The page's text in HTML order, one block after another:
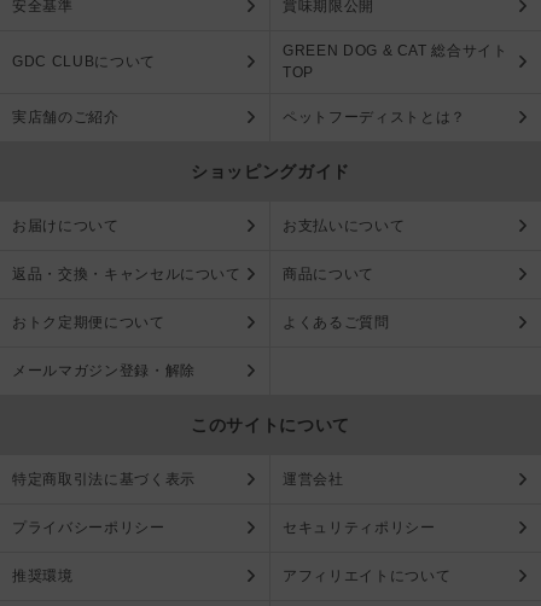
安全基準 賞味期限公開
GDC CLUBについて
GREEN DOG & CAT 総合サイト
TOP
実店舗のご紹介 ペットフーディストとは？
ショッピングガイド
お届けについて お支払いについて
返品・交換・キャンセルについて 商品について
おトク定期便について よくあるご質問
メールマガジン登録・解除
このサイトについて
特定商取引法に基づく表示 運営会社
プライバシーポリシー セキュリティポリシー
推奨環境 アフィリエイトについて